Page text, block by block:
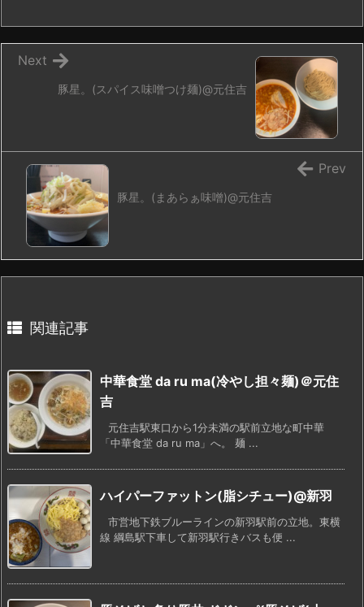
豚星。(スパイス味噌つけ麺)@元住吉
Next
豚星。(まあらぁ味噌)@元住吉
Prev
関連記事
中華食堂 da ru ma(冷やし担々麺)＠元住
吉
元住吉駅東口から1分未満の駅前立地な町中華
「中華食堂 da ru ma」へ。 麺 ...
ハイパーファットン(脂シチュー)@新羽
市営地下鉄ブルーラインの新羽駅前の立地。東横
線 綱島駅下車して新羽駅行きバスも便 ...